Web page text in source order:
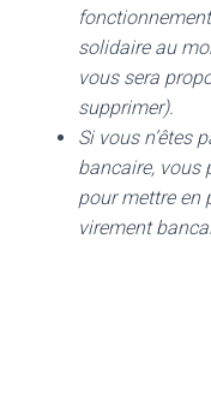
solidaire au
vous sera
supprimer).
Si vous n’êtes
bancaire, vous
pour mettre en
virement